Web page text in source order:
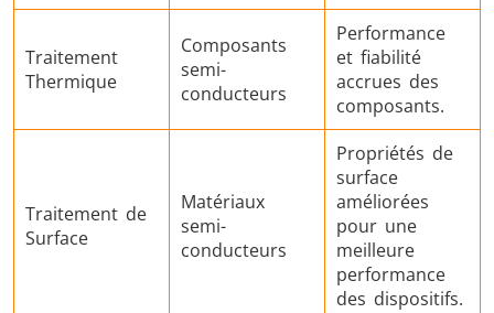
Traitement
Thermique
Composants
semi-
conducteurs
Performance
et fiabilité
accrues des
composants.
Traitement de
Surface
Matériaux
semi-
conducteurs
Propriétés de
surface
améliorées
pour une
meilleure
performance
des dispositifs.